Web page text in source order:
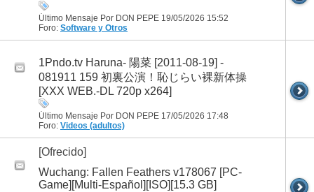
Último Mensaje Por DON PEPE 19/05/2026 15:52
Foro: Software y Otros
1Pndo.tv Haruna- 陽菜 [2011-08-19] -
081911 159 初裏公演！恥じらい裸新体操
[XXX WEB.-DL 720p x264]
Último Mensaje Por DON PEPE 17/05/2026 17:48
Foro: Videos (adultos)
[Ofrecido]
Wuchang: Fallen Feathers v178067 [PC-
Game][Multi-Español][ISO][15.3 GB]